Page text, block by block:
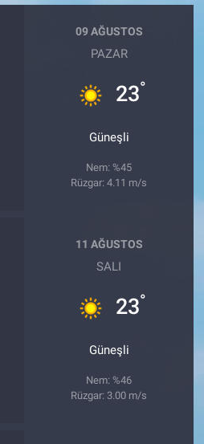
09 AĞUSTOS
PAZAR
23°
Güneşli
Nem: %45
Rüzgar: 4.11 m/s
11 AĞUSTOS
SALI
23°
Güneşli
Nem: %46
Rüzgar: 3.00 m/s